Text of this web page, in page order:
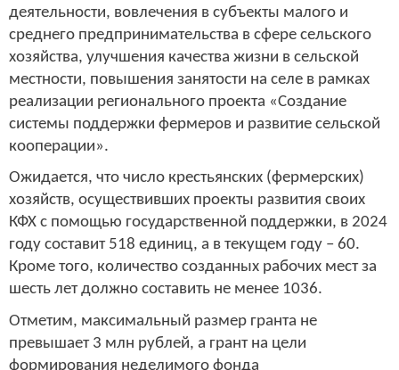
деятельности, вовлечения в субъекты малого и
среднего предпринимательства в сфере сельского
хозяйства, улучшения качества жизни в сельской
местности, повышения занятости на селе в рамках
реализации регионального проекта «Создание
системы поддержки фермеров и развитие сельской
кооперации».
Ожидается, что число крестьянских (фермерских)
хозяйств, осуществивших проекты развития своих
КФХ с помощью государственной поддержки, в 2024
году составит 518 единиц, а в текущем году – 60.
Кроме того, количество созданных рабочих мест за
шесть лет должно составить не менее 1036.
Отметим, максимальный размер гранта не
превышает 3 млн рублей, а грант на цели
формирования неделимого фонда